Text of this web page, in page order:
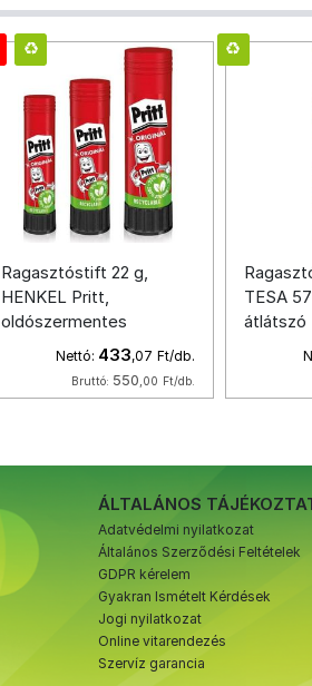
Ragasztóstift 22 g,
HENKEL Pritt,
oldószermentes
Nettó: 433,07 Ft/db.
Bruttó: 550,00 Ft/db.
TESA
átlátszó
ÁLTALÁNOS
Adatvédelmi nyilatkozat
Általános Szerződési Feltételek
GDPR kérelem
Gyakran Ismételt Kérdések
Jogi nyilatkozat
Online vitarendezés
Szervíz garancia